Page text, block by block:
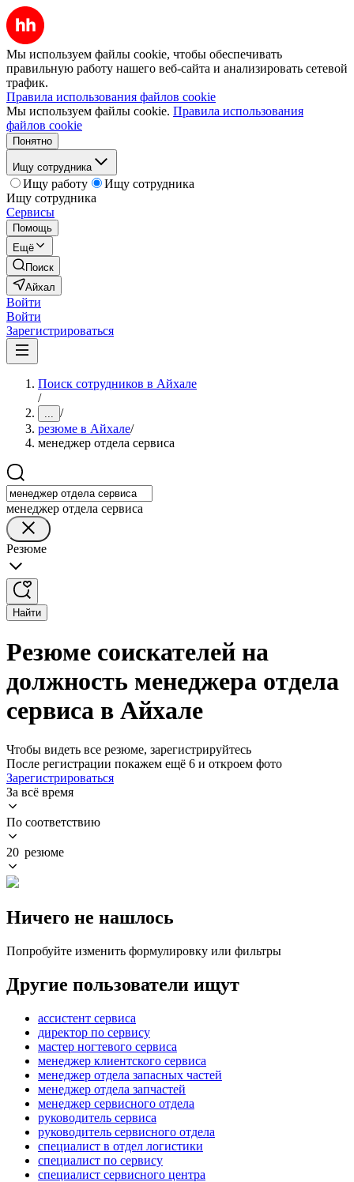
Мы используем файлы cookie, чтобы обеспечивать
правильную работу нашего веб-сайта и анализировать сетевой
трафик.
Правила использования файлов cookie
Мы используем файлы cookie. Правила использования
файлов cookie
Понятно
Ищу сотрудника
Ищу работу
Ищу сотрудника
Ищу сотрудника
Сервисы
Помощь
Ещё
Поиск
Айхал
Войти
Войти
Зарегистрироваться
Поиск сотрудников в Айхале
/
... /
резюме в Айхале/
менеджер отдела сервиса
менеджер отдела сервиса
Резюме
Найти
Резюме соискателей на
должность менеджера отдела
сервиса в Айхале
Чтобы видеть все резюме, зарегистрируйтесь
После регистрации покажем ещё 6 и откроем фото
Зарегистрироваться
За всё время
По соответствию
20 резюме
Ничего не нашлось
Попробуйте изменить формулировку или фильтры
Другие пользователи ищут
ассистент сервиса
директор по сервису
мастер ногтевого сервиса
менеджер клиентского сервиса
менеджер отдела запасных частей
менеджер отдела запчастей
менеджер сервисного отдела
руководитель сервиса
руководитель сервисного отдела
специалист в отдел логистики
специалист по сервису
специалист сервисного центра